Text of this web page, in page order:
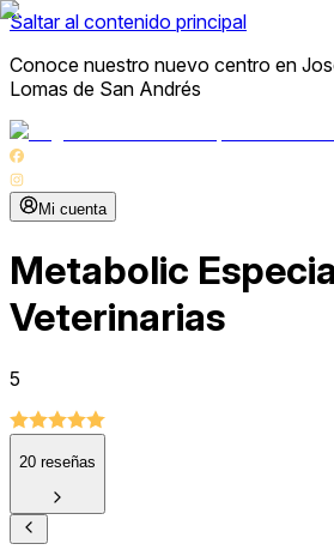
Saltar al contenido principal
Conoce nuestro nuevo centro en
Lomas de San Andrés
Mi cuenta
Metabolic
Veterinarias
5
20 reseñas